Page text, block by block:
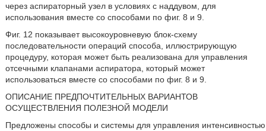
через аспираторный узел в условиях с наддувом, для
использования вместе со способами по фиг. 8 и 9.
Фиг. 12 показывает высокоуровневую блок-схему
последовательности операций способа, иллюстрирующую
процедуру, которая может быть реализована для управления
отсечными клапанами аспиратора, который может
использоваться вместе со способами по фиг. 8 и 9.
ОПИСАНИЕ ПРЕДПОЧТИТЕЛЬНЫХ ВАРИАНТОВ
ОСУЩЕСТВЛЕНИЯ ПОЛЕЗНОЙ МОДЕЛИ
Предложены способы и системы для управления интенсивностью